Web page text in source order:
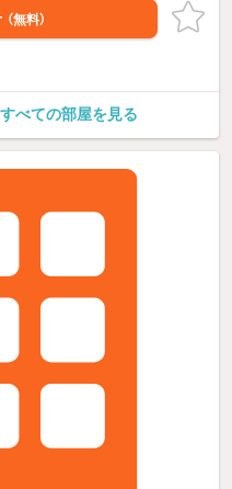
（無料）
べての部屋を見る